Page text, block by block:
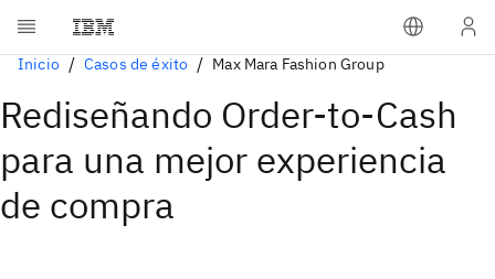
Inicio Casos de éxito Max Mara Fashion Group
Rediseñando Order-to-Cash
para una mejor experiencia
de compra